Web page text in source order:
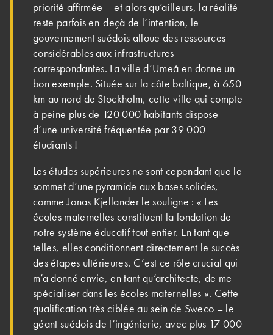
priorité affirmée – et alors qu’ailleurs, la réalité
reste parfois en-deçà de l’intention, le
gouvernement suédois alloue des ressources
considérables aux infrastructures
correspondantes. La ville d’Umeå en donne un
bon exemple. Située sur la côte baltique, à 650
km au nord de Stockholm, cette ville qui compte
à peine plus de 120 000 habitants dispose
d’une université fréquentée par 39 000
étudiants !
Les études supérieures ne sont cependant que le
sommet d’une pyramide aux bases solides,
comme Jonas Kjellander le souligne : « Les
écoles mater­nelles constituent la fondation de
notre système éducatif tout entier. En tant que
telles, elles conditionnent directement le succès
des étapes ultérieures. C’est ce rôle crucial qui
m’a donné envie, en tant qu’architecte, de me
spécialiser dans les écoles maternelles ». Cette
qualification très ciblée au sein de Sweco – le
géant suédois de l’ingénierie, avec plus 17 000